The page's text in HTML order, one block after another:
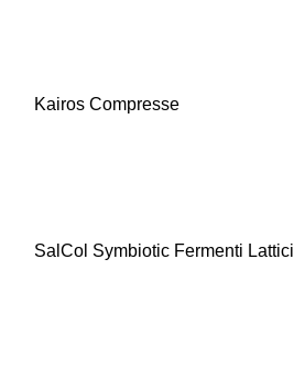
Kairos Compresse
SalCol Symbiotic Fermenti Lattici